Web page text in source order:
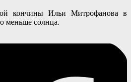
кончины Ильи Митрофанова в
меньше солнца.